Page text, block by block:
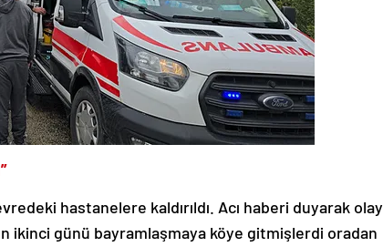
hastanelere kaldırıldı. Acı haberi duyarak olay
ikinci günü bayramlaşmaya köye gitmişlerdi oradan